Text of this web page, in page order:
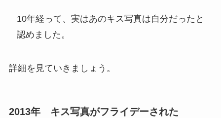
10年経って、実はあのキス写真は自分だったと
認めました。
詳細を見ていきましょう。
2013年 キス写真がフライデーされた